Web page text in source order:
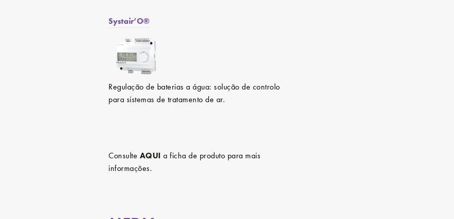
Systair’O®
Regulação de baterias a água: solução de controlo
para sistemas de tratamento de ar.
Consulte AQUI a ficha de produto para mais
informações.